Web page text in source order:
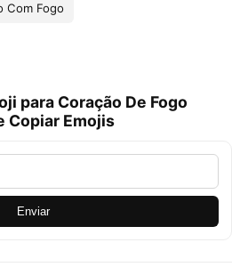
Com Fogo
para Coração De Fogo
Copiar Emojis
Enviar